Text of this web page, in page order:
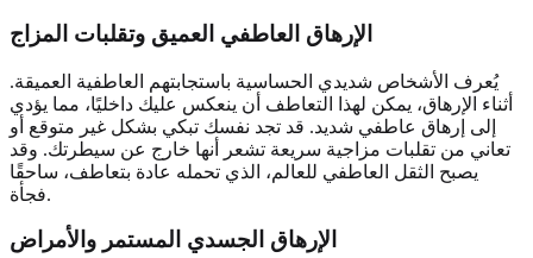
الإرهاق العاطفي العميق وتقلبات المزاج
يُعرف الأشخاص شديدي الحساسية باستجابتهم العاطفية العميقة.
أثناء الإرهاق، يمكن لهذا التعاطف أن ينعكس عليك داخليًا، مما يؤدي
إلى إرهاق عاطفي شديد. قد تجد نفسك تبكي بشكل غير متوقع أو
تعاني من تقلبات مزاجية سريعة تشعر أنها خارج عن سيطرتك. وقد
يصبح الثقل العاطفي للعالم، الذي تحمله عادة بتعاطف، ساحقًا
فجأة.
الإرهاق الجسدي المستمر والأمراض